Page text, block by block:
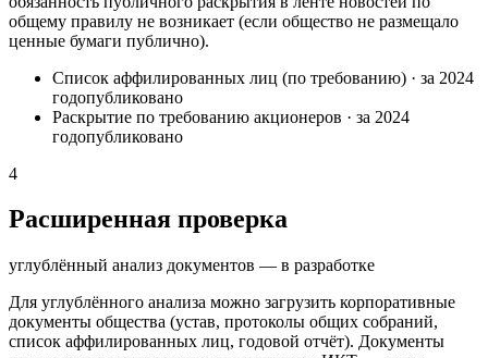
общему правилу не возникает (если общество не размещало
ценные бумаги публично).
Список аффилированных лиц (по требованию) · за 2024
годопубликовано
Раскрытие по требованию акционеров · за 2024
годопубликовано
4
Расширенная проверка
углублённый анализ документов — в разработке
Для углублённого анализа можно загрузить корпоративные
документы общества (устав, протоколы общих собраний,
список аффилированных лиц, годовой отчёт). Документы